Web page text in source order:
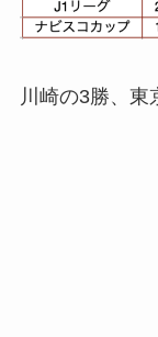
川崎の3勝、東